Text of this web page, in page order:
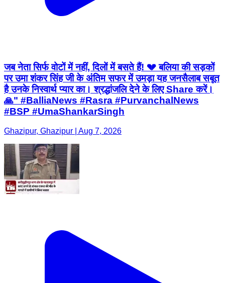
जब नेता सिर्फ वोटों में नहीं, दिलों में बसते हैं! 💔 बलिया की सड़कों
पर उमा शंकर सिंह जी के अंतिम सफर में उमड़ा यह जनसैलाब सबूत
है उनके निस्वार्थ प्यार का। श्रद्धांजलि देने के लिए Share करें।
🙏" #BalliaNews #Rasra #PurvanchalNews
#BSP ​#UmaShankarSingh
Ghazipur, Ghazipur | Aug 7, 2026